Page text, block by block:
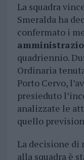
La squadra
Smeralda ha
confermato i
quadriennio.
Ordinaria
Porto Cervo,
presieduto
analizzate le
quello
La decisione di
alla squadra è